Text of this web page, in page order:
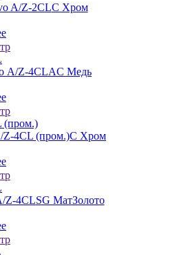
A/Z-2CLC Хром
А/Z-4CLAC Медь
Z-4CL (пром.)C Хром
Z-4CLSG МатЗолото